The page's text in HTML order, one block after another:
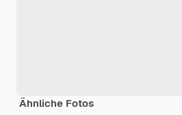
Ähnliche Fotos